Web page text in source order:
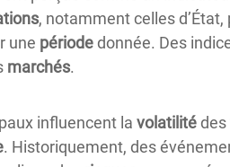
, notamment celles
une période donnée. Des
marchés.
influencent la volatilité des
. Historiquement, des